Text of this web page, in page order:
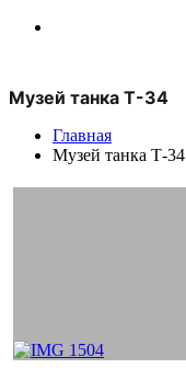
Музей танка Т-34
Главная
Музей танка Т-34